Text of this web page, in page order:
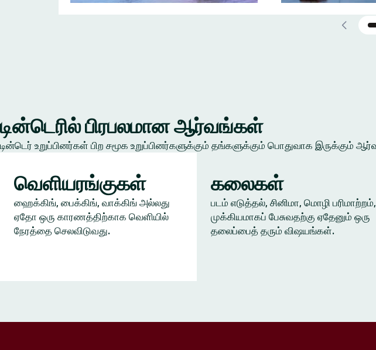
டின்டெரில் பிரபலமான ஆர்வங்கள்
டின்டெர் உறுப்பினர்கள் பிற சமூக உறுப்பினர்களுக்கும் தங்களுக்கும் பொதுவாக
வெளியரங்குகள்
ஹைக்கிங், பைக்கிங், வாக்கிங் அல்லது
ஏதோ ஒரு காரணத்திற்காக வெளியில்
நேரத்தை செலவிடுவது.
கலைகள்
படம் எடுத்தல், சினிமா, மொழி பரிமாற்றம்,
முக்கியமாகப் பேசுவதற்கு ஏதேனும் ஒரு
தலைப்பைத் தரும் விஷயங்கள்.